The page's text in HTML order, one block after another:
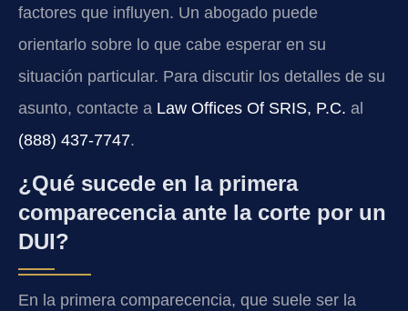
factores que influyen. Un abogado puede
orientarlo sobre lo que cabe esperar en su
situación particular. Para discutir los detalles de su
asunto, contacte a Law Offices Of SRIS, P.C. al
(888) 437-7747.
¿Qué sucede en la primera
comparecencia ante la corte por un
DUI?
En la primera comparecencia, que suele ser la